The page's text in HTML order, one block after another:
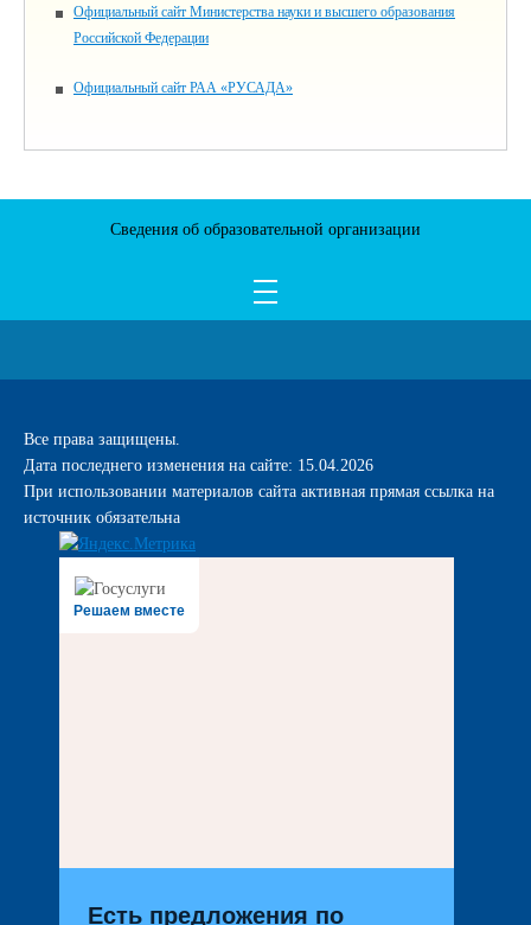
Официальный сайт Министерства науки и высшего образования
Российской Федерации
Официальный сайт РАА «РУСАДА»
Сведения об образовательной организации
Все права защищены.
Дата последнего изменения на сайте: 15.04.2026
При использовании материалов сайта активная прямая ссылка на
источник обязательна
Решаем вместе
Есть предложения по